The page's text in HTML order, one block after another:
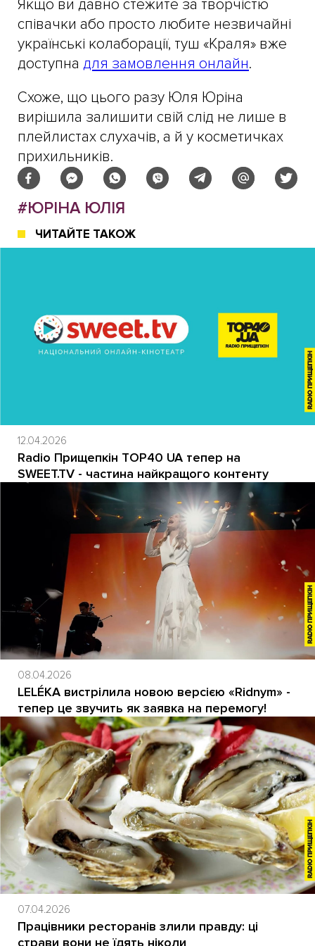
Якщо ви давно стежите за творчістю
співачки або просто любите незвичайні
українські колаборації, туш «Краля» вже
доступна для замовлення онлайн.
Схоже, що цього разу Юля Юріна
вирішила залишити свій слід не лише в
плейлистах слухачів, а й у косметичках
прихильників.
#ЮРІНА ЮЛІЯ
ЧИТАЙТЕ ТАКОЖ
12.04.2026
Radio Прищепкін TOP40 UA тепер на
SWEET.TV - частина найкращого контенту
08.04.2026
LELÉKA вистрілила новою версією «Ridnym» -
тепер це звучить як заявка на перемогу!
07.04.2026
Працівники ресторанів злили правду: ці
страви вони не їдять ніколи